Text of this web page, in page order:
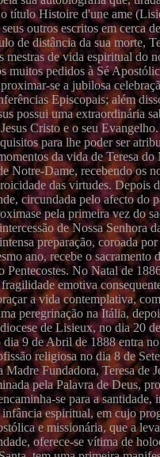
título Histoire d'une ame
outros escritos em cerca
de distância da sua morte,
mestras de vida espiritual do
muitos pedidos à Sé
se a jubilosa
Episcopais; além
possui uma extraordinária
Cristo e o seu
para lhe poder ser
da vida de Teresa
Notre-Dame, recebendo os
das virtudes. Depois
circundada pelo afecto do
pela primeira vez do
de Nossa Senhora
preparação, coroada
ano, recebe o
Pentecostes. No Natal de
emotiva
a vida contemplativa,
peregrinação na Itália,
de Lisieux, no dia
9 de Abril de 1888 entra
religiosa no dia 8 de
Fundadora, Teresa
pela Palavra de Deus,
se para a
espiritual, em cujo
e missionária, que a
oferece-se vítima de